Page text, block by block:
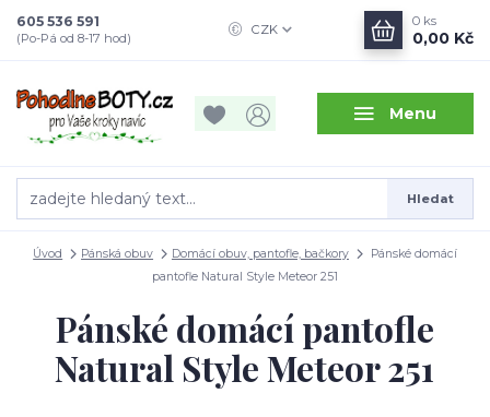
Menu
CZK
Hledat
605 536 591
(Po-Pá od 8-17 hod)
0 ks
0,00 Kč
Úvod Pánská obuv Domácí obuv, pantofle, bačkory
Pánské domácí
pantofle Natural Style Meteor 251
Pánské domácí pantofle
Natural Style Meteor 251